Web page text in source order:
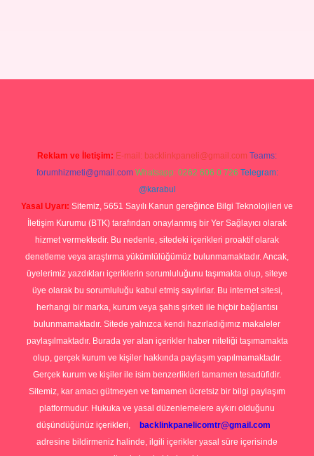
Reklam ve İletişim: E-mail: backlinkpaneli@gmail.com Teams:
forumhizmeti@gmail.com Whatsapp: 0262 606 0 726 Telegram:
@karabul
Yasal Uyarı: Sitemiz, 5651 Sayılı Kanun gereğince Bilgi Teknolojileri ve
İletişim Kurumu (BTK) tarafından onaylanmış bir Yer Sağlayıcı olarak
hizmet vermektedir. Bu nedenle, sitedeki içerikleri proaktif olarak
denetleme veya araştırma yükümlülüğümüz bulunmamaktadır. Ancak,
üyelerimiz yazdıkları içeriklerin sorumluluğunu taşımakta olup, siteye
üye olarak bu sorumluluğu kabul etmiş sayılırlar. Bu internet sitesi,
herhangi bir marka, kurum veya şahıs şirketi ile hiçbir bağlantısı
bulunmamaktadır. Sitede yalnızca kendi hazırladığımız makaleler
paylaşılmaktadır. Burada yer alan içerikler haber niteliği taşımamakta
olup, gerçek kurum ve kişiler hakkında paylaşım yapılmamaktadır.
Gerçek kurum ve kişiler ile isim benzerlikleri tamamen tesadüfidir.
Sitemiz, kar amacı gütmeyen ve tamamen ücretsiz bir bilgi paylaşım
platformudur. Hukuka ve yasal düzenlemelere aykırı olduğunu
düşündüğünüz içerikleri,
backlinkpanelicomtr@gmail.com
adresine bildirmeniz halinde, ilgili içerikler yasal süre içerisinde